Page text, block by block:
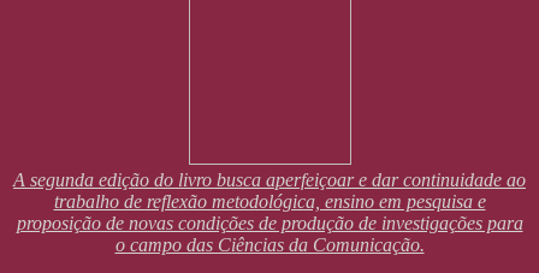
A segunda edição do livro busca aperfeiçoar e dar continuidade ao
trabalho de reflexão metodológica, ensino em pesquisa e
proposição de novas condições de produção de investigações para
o campo das Ciências da Comunicação.